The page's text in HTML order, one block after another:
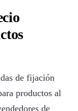
de fijación
productos al
de